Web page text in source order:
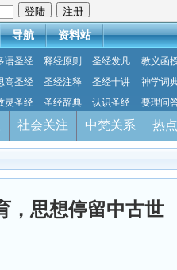
导航 资料站
语圣经 释经原则 圣经发凡 教义函
高圣经 圣经注释 圣经十讲 神学词
灵圣经 圣经辞典 认识圣经 要理问
社会关注 中梵关系 热
，思想停留中古世